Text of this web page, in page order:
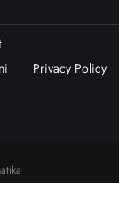
Privacy Policy